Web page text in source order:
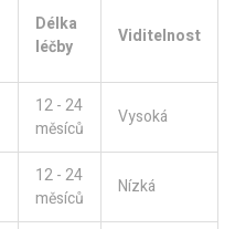
Délka
léčby
Viditelnost
12 - 24
měsíců
Vysoká
12 - 24
měsíců
Nízká